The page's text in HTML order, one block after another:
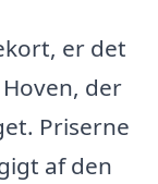
er det
der
Priserne
af den